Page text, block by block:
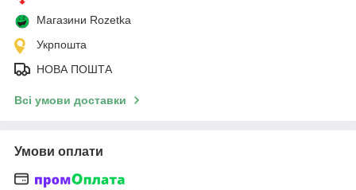
Магазини Rozetka
Укрпошта
НОВА ПОШТА
Всі умови доставки
Умови оплати